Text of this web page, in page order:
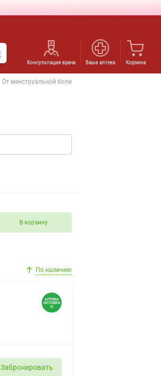
Консультация врача Ваша аптека Корзина
От менструальной боли
В корзину
По наличию
Забронировать